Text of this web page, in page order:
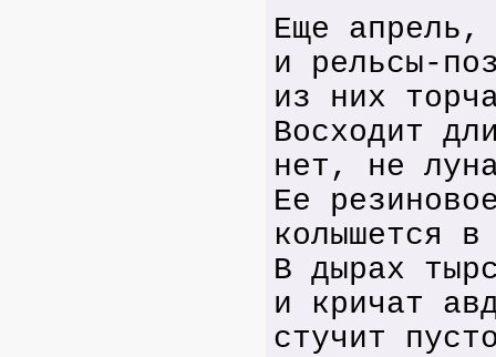
Еще
и рельсы-
из них
Восходит
нет, не
Ее
колышется
В дырах
и кричат
стучит